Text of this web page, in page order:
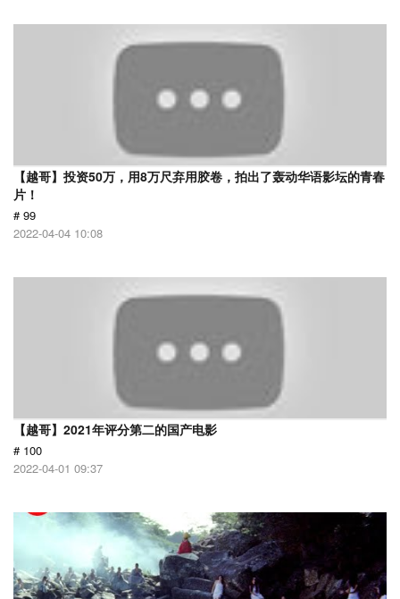
【越哥】投资50万，用8万尺弃用胶卷，拍出了轰动华语影坛的青春
片！
# 99
2022-04-04 10:08
【越哥】2021年评分第二的国产电影
# 100
2022-04-01 09:37